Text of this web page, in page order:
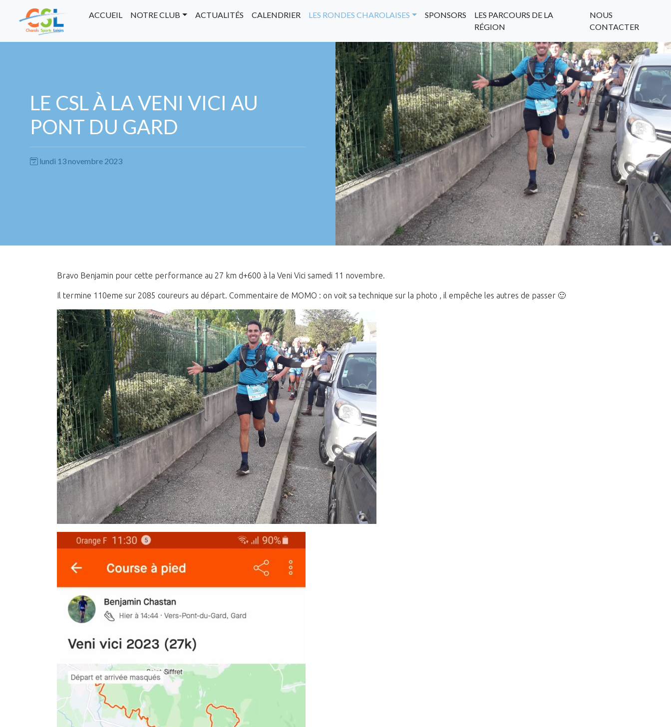
ACCUEIL NOTRE CLUB ACTUALITÉS CALENDRIER LES RONDES CHAROLAISES SPONSORS
LES PARCOURS DE LA
RÉGION
NOUS
CONTACTER
LE CSL À LA VENI VICI AU
PONT DU GARD
lundi 13 novembre 2023
Bravo Benjamin pour cette performance au 27 km d+600 à la Veni Vici samedi 11 novembre.
Il termine 110eme sur 2085 coureurs au départ. Commentaire de MOMO : on voit sa technique sur la photo , il empêche les autres de passer 🙂